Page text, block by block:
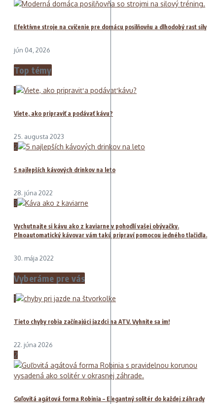
Efektívne stroje na cvičenie pre domácu posilňovňu a dlhodobý rast sily
jún 04, 2026
Top témy
1
Viete, ako pripraviť a podávať kávu?
25. augusta 2023
2
5 najlepších kávových drinkov na leto
28. júna 2022
3
Vychutnajte si kávu ako z kaviarne v pohodlí vašej obývačky.
Plnoautomatický kávovar vám takú pripraví pomocou jedného tlačidla.
30. mája 2022
Vyberáme pre vás
1
Tieto chyby robia začínajúci jazdci na ATV. Vyhnite sa im!
22. júna 2026
2
Guľovitá agátová forma Robinia – Elegantný solitér do každej záhrady